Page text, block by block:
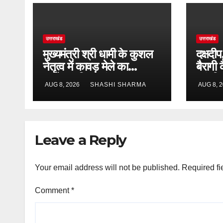
उत्तराखंड
मुख्यमंत्री श्री धामी के कुशल
नेतृत्व में कावड़ मेले का
आयोजन दिव्य एवं भव्य:राज्य
मंत्री
AUG 8, 2026 SHASHI SHARMA
उत्तराखंड
AUG 8,
Leave a Reply
Your email address will not be published. Required
Comment*